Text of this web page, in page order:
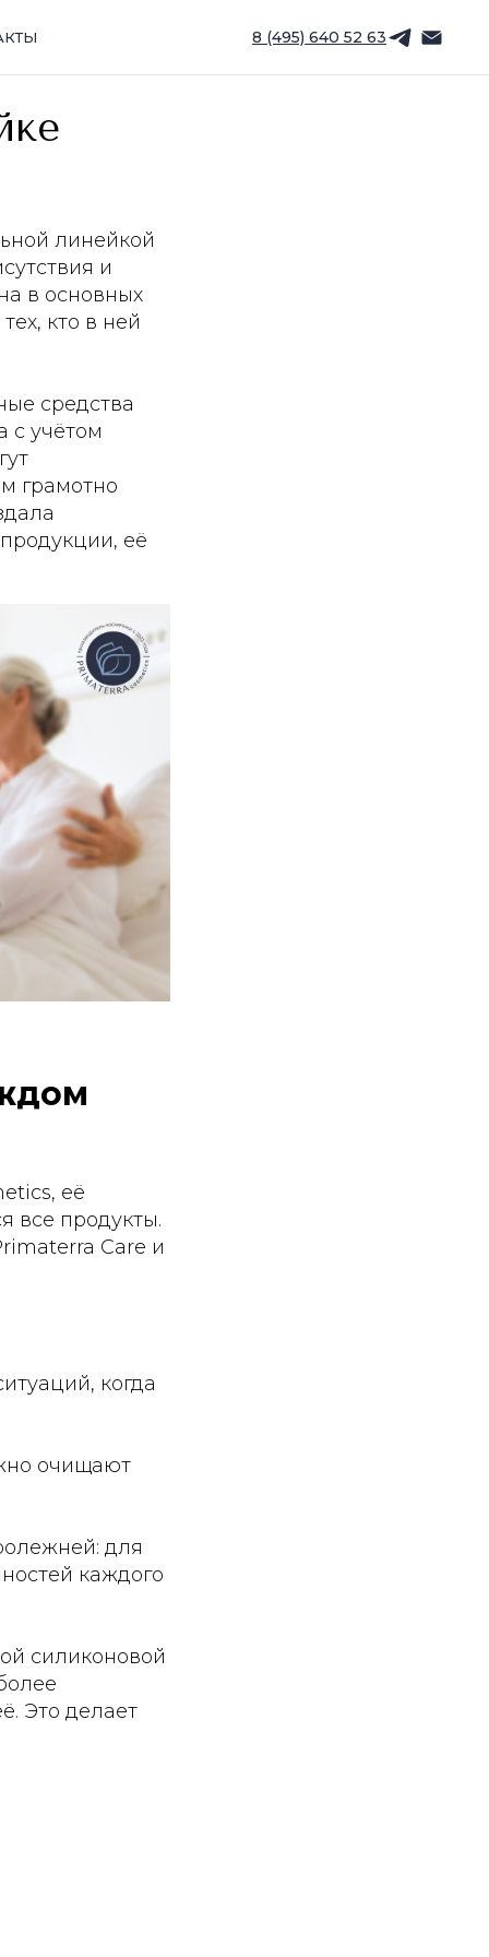
8 (495) 640 52 63
линейкой
и
в основных
кто в ней
средства
с учётом
грамотно
её
её
все продукты.
Care и
когда
очищают
для
каждого
силиконовой
Это делает